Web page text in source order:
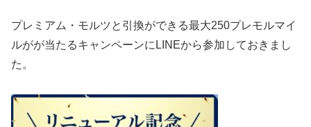
プレミアム・モルツと引換ができる最大250プレモルマイ
ルがが当たるキャンペーンにLINEから参加しておきまし
た。